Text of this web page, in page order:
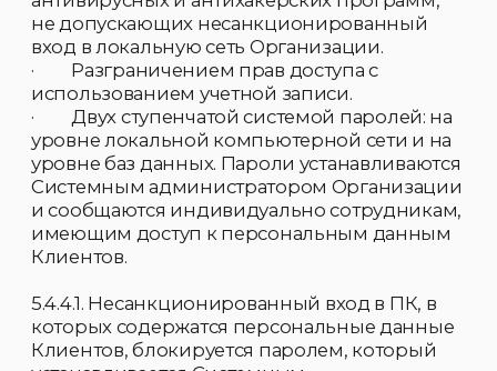
обрабатываются и хранятся в
информационных системах, а также на
бумажных носителях в Организации.
Персональные данные Клиентов также
хранятся в электронном виде: в локальной
компьютерной сети Организации, в
электронных папках и файлах в ПК
Генерального директора и работников,
допущенных к обработке персональных
данных Клиентов.
7.2.3. Хранение персональных данных
Клиента может осуществляться не дольше,
чем этого требуют цели обработки, если
законами РФ.
7.3. Сроки хранения персональных данных:
данные Клиентов, а также сопутствующих их
заключению, исполнению документов - 5
лет с момента окончания действия
договоров.